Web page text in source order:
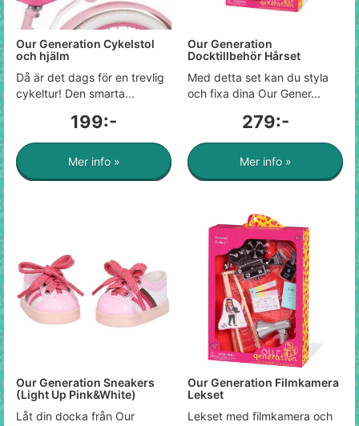
Our Generation Cykelstol
och hjälm
Då är det dags för en trevlig
cykeltur! Den smarta...
199:-
Mer info »
Our Generation
Docktillbehör Hårset
Med detta set kan du styla
och fixa dina Our Gener...
279:-
Mer info »
Our Generation Sneakers
(Light Up Pink&White)
Låt din docka från Our
Our Generation Filmkamera
Lekset
Lekset med filmkamera och